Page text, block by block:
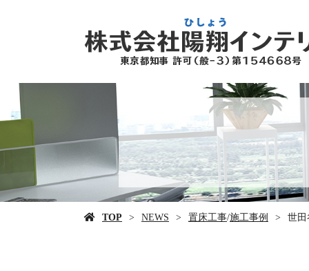
TOP NEWS 置床工事/施工事例 世田